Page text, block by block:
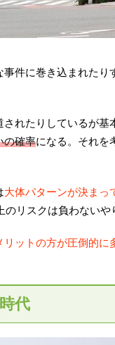
件に巻き込まれたり
れたりしているが基
の確率になる。それを
大体パターンが決まっ
リスクは負わないや
リットの方が圧倒的に
代